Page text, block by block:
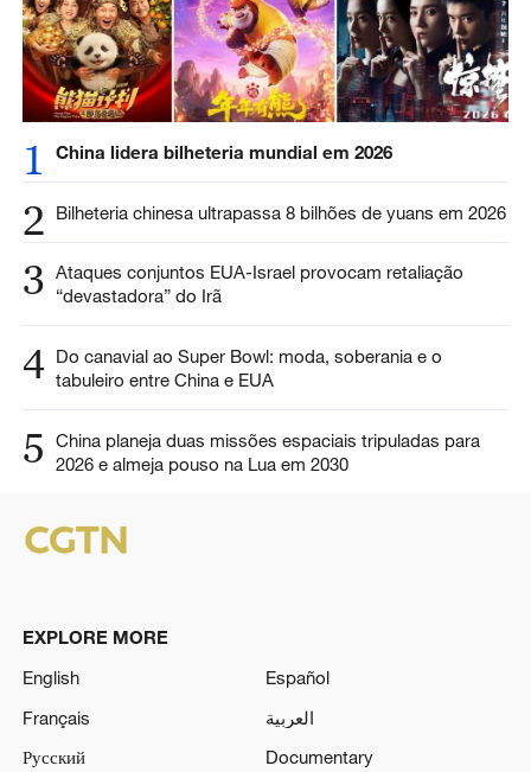
1 China lidera bilheteria mundial em 2026
2 Bilheteria chinesa ultrapassa 8 bilhões de yuans em 2026
3 Ataques conjuntos EUA-Israel provocam retaliação
“devastadora” do Irã
4 Do canavial ao Super Bowl: moda, soberania e o
tabuleiro entre China e EUA
5
China planeja duas missões espaciais tripuladas para
2026 e almeja pouso na Lua em 2030
EXPLORE MORE
English
Español
Français
العربية
Русский
Documentary